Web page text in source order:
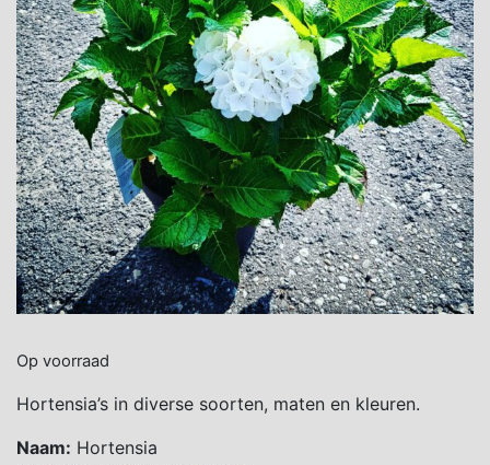
Op voorraad
Hortensia’s in diverse soorten, maten en kleuren.
Naam: Hortensia